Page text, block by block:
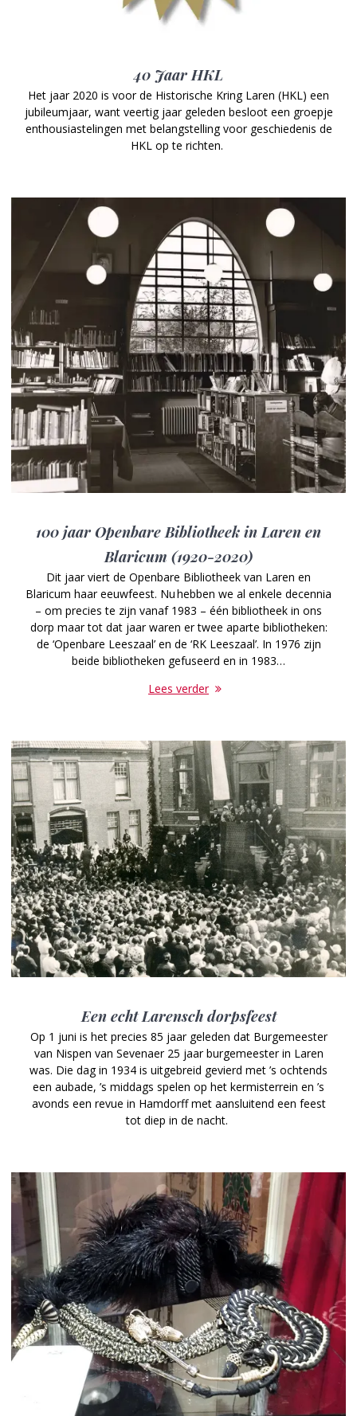
40 Jaar HKL
Het jaar 2020 is voor de Historische Kring Laren (HKL) een
jubileumjaar, want veertig jaar geleden besloot een groepje
enthousiastelingen met belangstelling voor geschiedenis de
HKL op te richten.
100 jaar Openbare Bibliotheek in Laren en
Blaricum (1920-2020)
Dit jaar viert de Openbare Bibliotheek van Laren en
Blaricum haar eeuwfeest. Nu hebben we al enkele decennia
– om precies te zijn vanaf 1983 – één bibliotheek in ons
dorp maar tot dat jaar waren er twee aparte bibliotheken:
de ‘Openbare Leeszaal’ en de ‘RK Leeszaal’. In 1976 zijn
beide bibliotheken gefuseerd en in 1983…
Lees verder
Een echt Larensch dorpsfeest
Op 1 juni is het precies 85 jaar geleden dat Burgemeester
van Nispen van Sevenaer 25 jaar burgemeester in Laren
was. Die dag in 1934 is uitgebreid gevierd met ’s ochtends
een aubade, ’s middags spelen op het kermisterrein en ’s
avonds een revue in Hamdorff met aansluitend een feest
tot diep in de nacht.